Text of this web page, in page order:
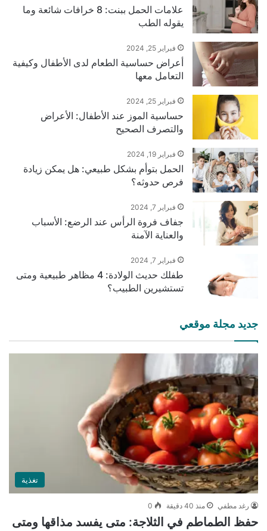
علامات الحمل ببنت: 8 خرافات شائعة وما
يقوله الطب
فبراير 25, 2024
أعراض حساسية الطعام لدى الأطفال وكيفية
التعامل معها
فبراير 25, 2024
حساسية الموز عند الأطفال: الأعراض
والتصرف الصحيح
فبراير 19, 2024
الحمل بتوأم بشكل طبيعي: هل يمكن زيادة
فرص حدوثه؟
فبراير 7, 2024
جفاف فروة الرأس عند الرضع: الأسباب
والعناية الآمنة
فبراير 7, 2024
طفلك حديث الولادة: 4 مظاهر طبيعية ومتى
تستشيرين الطبيب؟
جديد مجلة موقعي
تغذية
رغد مطفي منذ 40 دقيقة 0
حفظ الطماطم في الثلاجة: متى يفسد مذاقها ومتى